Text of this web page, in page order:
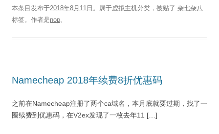
本条目发布于2018年8月11日 。属于虚拟主机分类，被贴了 杂七杂八
标签。 作者是nop。
Namecheap 2018年续费8折优惠码
之前在Namecheap注册了两个ca域名，本月底就要过期，找了一
圈续费到优惠码，在V2ex发现了一枚去年11 […]